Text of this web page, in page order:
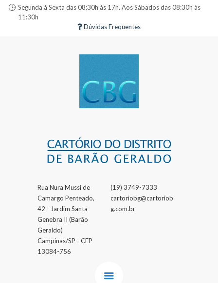
Segunda à Sexta das 08:30h às 17h. Aos Sábados das 08:30h às
11:30h
Dúvidas Frequentes
Rua Nura Mussi de
Camargo Penteado,
42 - Jardim Santa
Genebra II (Barão
Geraldo)
Campinas/SP - CEP
13084-756
(19) 3749-7333
cartoriobg@cartoriob
g.com.br